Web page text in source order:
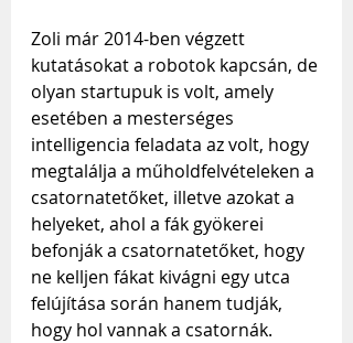
Zoli már 2014-ben végzett
kutatásokat a robotok kapcsán, de
olyan startupuk is volt, amely
esetében a mesterséges
intelligencia feladata az volt, hogy
megtalálja a műholdfelvételeken a
csatornatetőket, illetve azokat a
helyeket, ahol a fák gyökerei
befonják a csatornatetőket, hogy
ne kelljen fákat kivágni egy utca
felújítása során hanem tudják,
hogy hol vannak a csatornák.